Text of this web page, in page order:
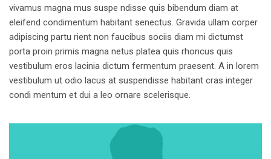
vivamus magna mus suspe ndisse quis bibendum diam at
eleifend condimentum habitant senectus. Gravida ullam corper
adipiscing partu rient non faucibus sociis diam mi dictumst
porta proin primis magna netus platea quis rhoncus quis
vestibulum eros lacinia dictum fermentum praesent. A in lorem
vestibulum ut odio lacus at suspendisse habitant cras integer
condi mentum et dui a leo ornare scelerisque.